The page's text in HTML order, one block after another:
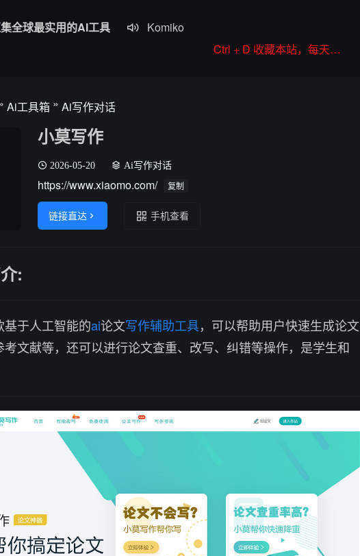
全球最实用的AI工具 
Komiko
Ctrl + D 收藏本站，每天更新好站！
Ai工具箱 » Ai写作对话
小莫写作
2026-05-20 Ai写作对话
https://www.xiaomo.com/ 复制
链接直达  手机查看
:
于人工智能的ai论文写作辅助工具，可以帮助用户快速生成论文
文献等，还可以进行论文查重、改写、纠错等操作，是学生和